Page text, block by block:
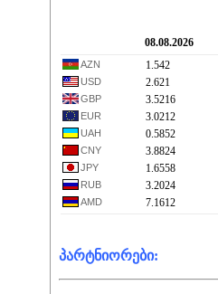
08.08.2026
AZN 1.542
USD 2.621
GBP 3.5216
EUR 3.0212
UAH 0.5852
CNY 3.8824
JPY 1.6558
RUB 3.2024
AMD 7.1612
პარტნიორები: